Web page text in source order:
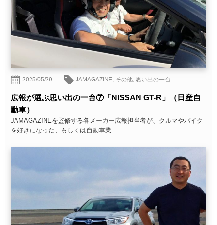
2025/05/29 JAMAGAZINE, その他,思い出の一台
広報が選ぶ思い出の一台⑦「NISSAN GT-R」（日産自
動車）
JAMAGAZINEを監修する各メーカー広報担当者が、クルマやバイク
を好きになった、もしくは自動車業……